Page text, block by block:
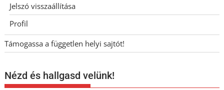
Jelszó visszaállítása
Profil
Támogassa a független helyi sajtót!
Nézd és hallgasd velünk!